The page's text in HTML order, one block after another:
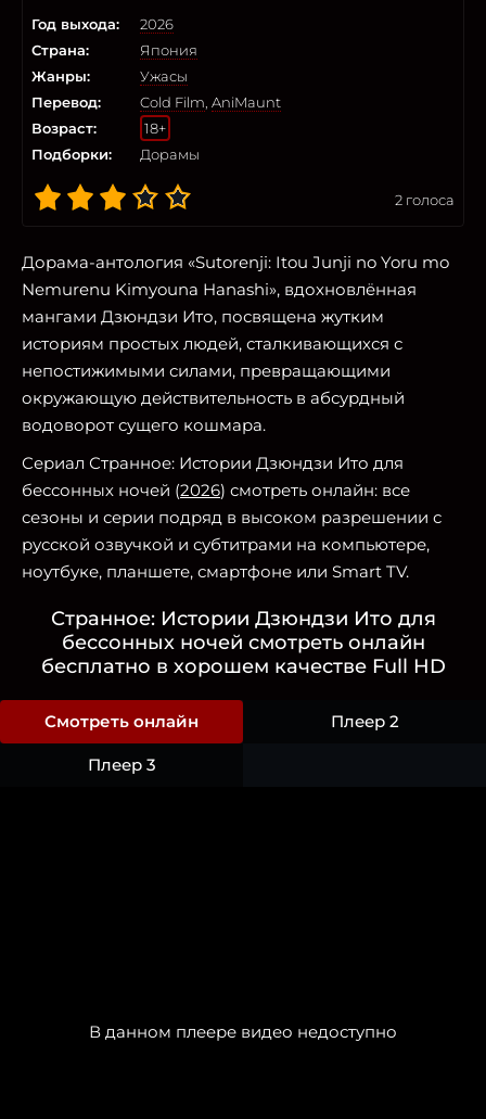
Год выхода:
2026
Страна:
Япония
Жанры:
Ужасы
Перевод:
Cold Film AniMaunt
Возраст:
18+
Подборки:
Дорамы
2 голоса
Дорама-антология «Sutorenji: Itou Junji no Yoru mo
Nemurenu Kimyouna Hanashi», вдохновлённая
мангами Дзюндзи Ито, посвящена жутким
историям простых людей, сталкивающихся с
непостижимыми силами, превращающими
окружающую действительность в абсурдный
водоворот сущего кошмара.
Сериал Странное: Истории Дзюндзи Ито для
бессонных ночей (2026) смотреть онлайн: все
сезоны и серии подряд в высоком разрешении с
русской озвучкой и субтитрами на компьютере,
ноутбуке, планшете, смартфоне или Smart TV.
Странное: Истории Дзюндзи Ито для
бессонных ночей смотреть онлайн
бесплатно в хорошем качестве Full HD
Смотреть онлайн Плеер 2
Плеер 3
В данном плеере видео недоступно